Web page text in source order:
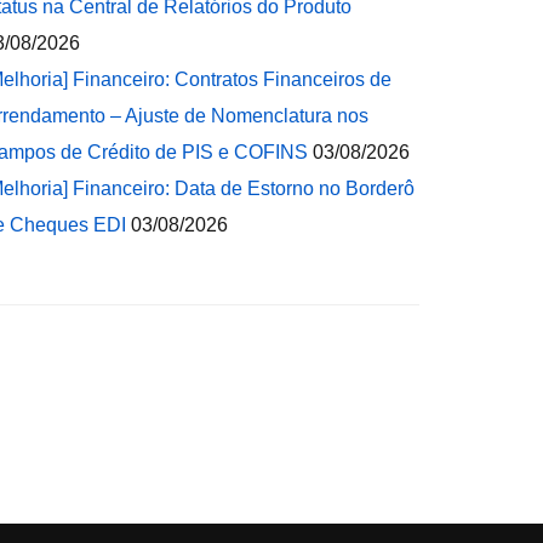
na Central de Relatórios do Produto
08/2026
Financeiro: Contratos Financeiros de
– Ajuste de Nomenclatura nos
de Crédito de PIS e COFINS 03/08/2026
Financeiro: Data de Estorno no Borderô
Cheques EDI 03/08/2026